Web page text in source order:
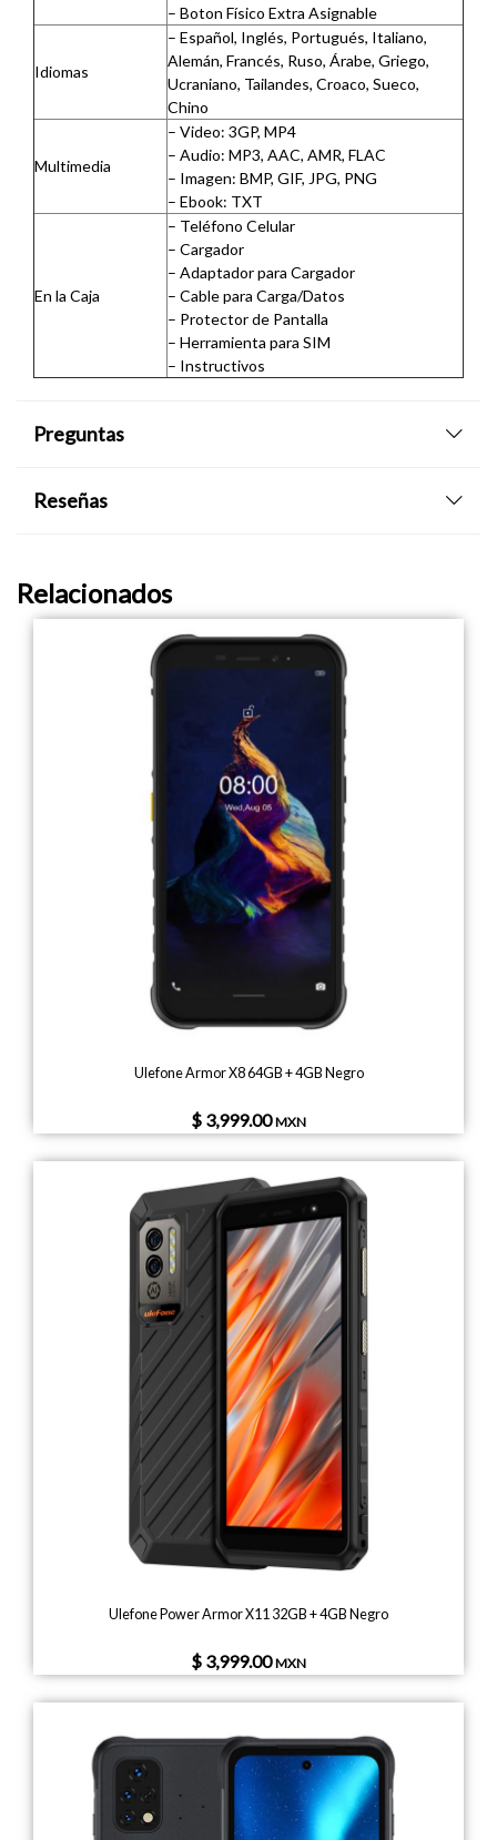
– Boton Físico Extra Asignable
Idiomas
– Español, Inglés, Portugués, Italiano,
Alemán, Francés, Ruso, Árabe, Griego,
Ucraniano, Tailandes, Croaco, Sueco,
Chino
Multimedia
– Video: 3GP, MP4
– Audio: MP3, AAC, AMR, FLAC
– Imagen: BMP, GIF, JPG, PNG
– Ebook: TXT
En la Caja
– Teléfono Celular
– Cargador
– Adaptador para Cargador
– Cable para Carga/Datos
– Protector de Pantalla
– Herramienta para SIM
– Instructivos
Preguntas
Reseñas
Relacionados
Ulefone Armor X8 64GB + 4GB Negro
$ 3,999.00MXN
Ulefone Power Armor X11 32GB + 4GB Negro
$ 3,999.00MXN